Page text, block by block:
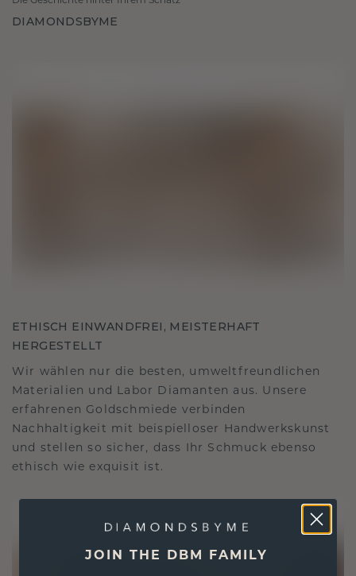
DIAMONDSBYME
ETHISCH EINWANDFREI, MEISTERHAFT
HERGESTELLT
Wir wählen nur die besten, umweltfreundlichen
Materialien und Labor Diamanten aus. Unsere
erfahrenen Goldschmiede verbinden
Nachhaltigkeit mit beispielloser Handwerkskunst
und stellen so sicher, dass Ihr Schmuck ebenso
ethisch wie exquisit ist.
JOIN THE DBM FAMILY